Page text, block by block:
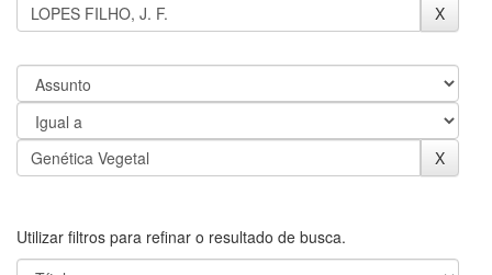
Utilizar filtros para refinar o resultado de busca.